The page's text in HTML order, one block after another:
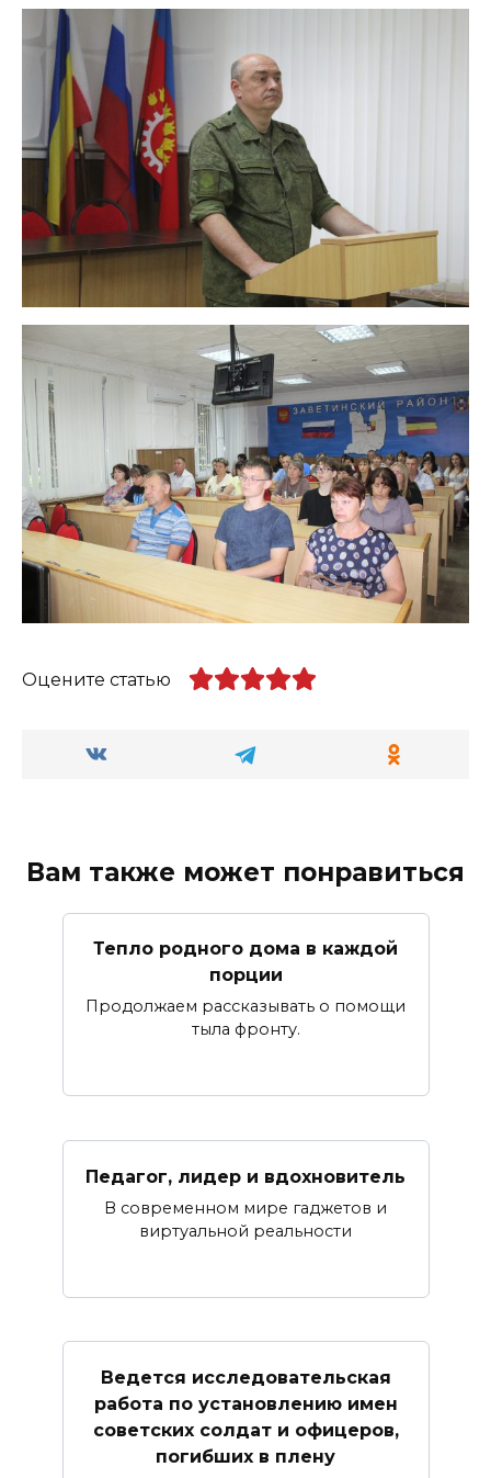
Оцените статью
Вам также может понравиться
Тепло родного дома в каждой
порции
Продолжаем рассказывать о помощи
тыла фронту.
Педагог, лидер и вдохновитель
В современном мире гаджетов и
виртуальной реальности
Ведется исследовательская
работа по установлению имен
советских солдат и офицеров,
погибших в плену